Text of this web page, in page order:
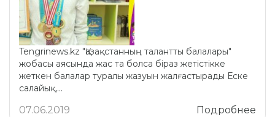
Tengrinews.kz "Қазақстанның талантты балалары"
жобасы аясында жас та болса біраз жетістікке
жеткен балалар туралы жазуын жалғастырады Еске
салайық,...
Подробнее
07.06.2019